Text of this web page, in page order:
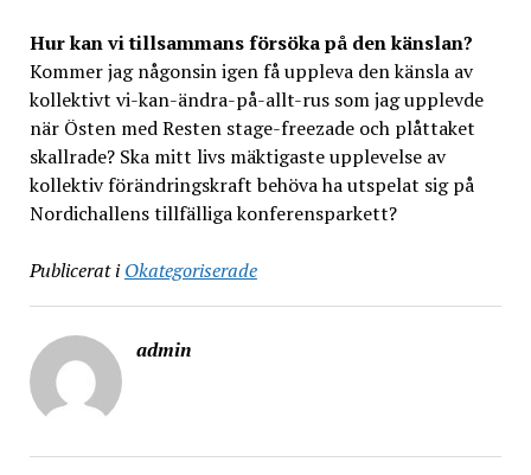
Hur kan vi tillsammans försöka på den känslan?
Kommer jag någonsin igen få uppleva den känsla av
kollektivt vi-kan-ändra-på-allt-rus som jag upplevde
när Östen med Resten stage-freezade och plåttaket
skallrade? Ska mitt livs mäktigaste upplevelse av
kollektiv förändringskraft behöva ha utspelat sig på
Nordichallens tillfälliga konferensparkett?
Publicerat i Okategoriserade
admin